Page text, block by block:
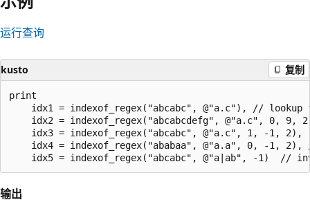
运行查询
kusto 复制
print
idx1 = indexof_regex("abcabc", @"a.c"), // lookup
idx2 = indexof_regex("abcabcdefg", @"a.c", 0, 9,
idx3 = indexof_regex("abcabc", @"a.c", 1, -1,
idx4 = indexof_regex("ababaa", @"a.a", 0, -1,
输出